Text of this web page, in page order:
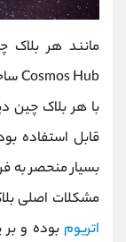
با هر بلاک چین
قابل استفاده
بسیار منحصر به
مشکلات اصلی
اتریوم بوده و